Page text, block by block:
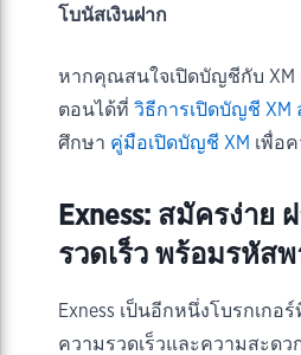
โบนัสเงินฝาก
หากคุณสนใจเปิดบัญชีกับ
ตอนได้ที่ วิธีการเปิดบัญชี XM
ศึกษา คู่มือเปิดบัญชี XM เพื่อ
Exness: สมัครง่าย
รวดเร็ว พร้อมรหัสพ
Exness เป็นอีกหนึ่งโบรกเกอ
ความรวดเร็วและความสะดว